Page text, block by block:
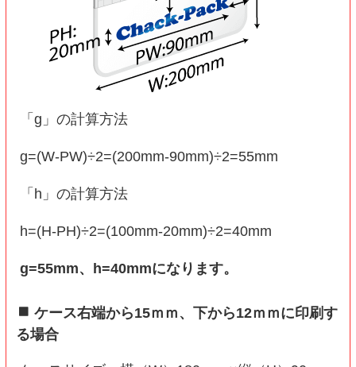
「g」の計算方法
g=(W-PW)÷2=(200mm-90mm)÷2=55mm
「h」の計算方法
h=(H-PH)÷2=(100mm-20mm)÷2=40mm
g=55mm、h=40mmになります。
ケース右端から15ｍｍ、下から12ｍｍに印刷す
る場合